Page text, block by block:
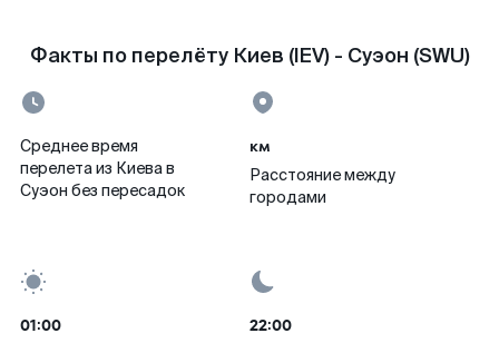
Факты по перелёту Киев (IEV) - Суэон (SWU)
Среднее время
перелета из Киева в
Суэон без пересадок
км
Расстояние между
городами
01:00 22:00